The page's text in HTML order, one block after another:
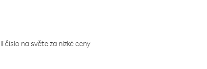
na světe za nízké ceny